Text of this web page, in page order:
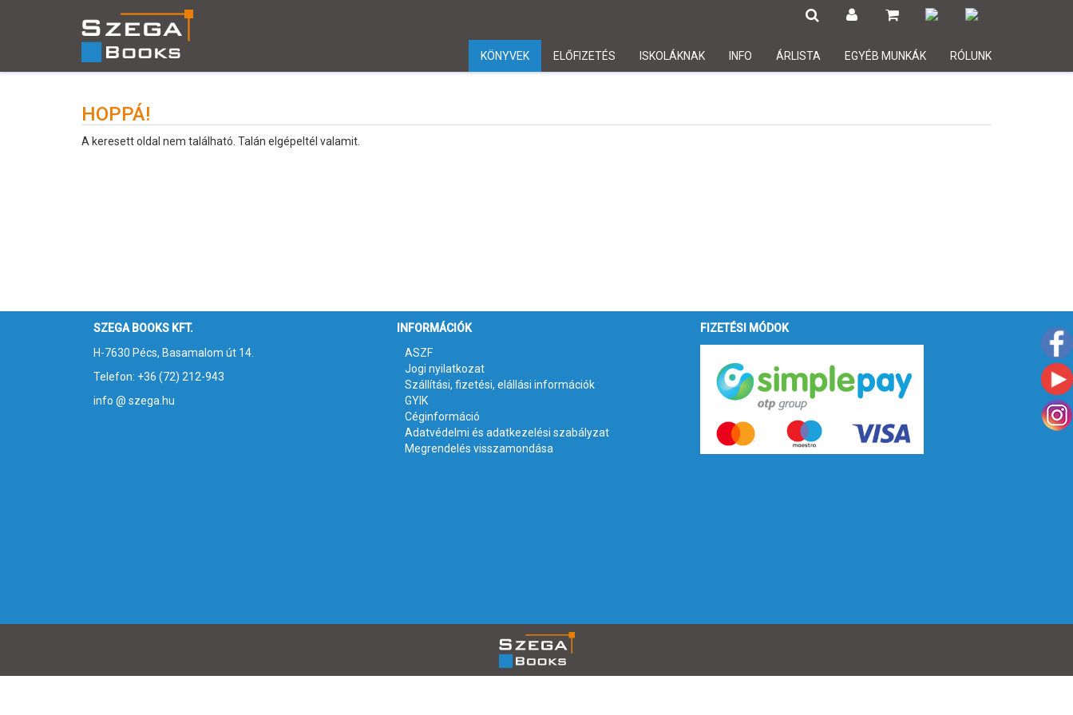
KÖNYVEK ELŐFIZETÉS ISKOLÁKNAK INFO ÁRLISTA EGYÉB MUNKÁK RÓLUNK
HOPPÁ!
A keresett oldal nem található. Talán elgépeltél valamit.
SZEGA BOOKS KFT.
H-7630 Pécs, Basamalom út 14.
Telefon: +36 (72) 212-943
info @ szega.hu
INFORMÁCIÓK
ASZF
Jogi nyilatkozat
Szállítási, fizetési, elállási információk
GYIK
Céginformáció
Adatvédelmi és adatkezelési szabályzat
Megrendelés visszamondása
FIZETÉSI MÓDOK